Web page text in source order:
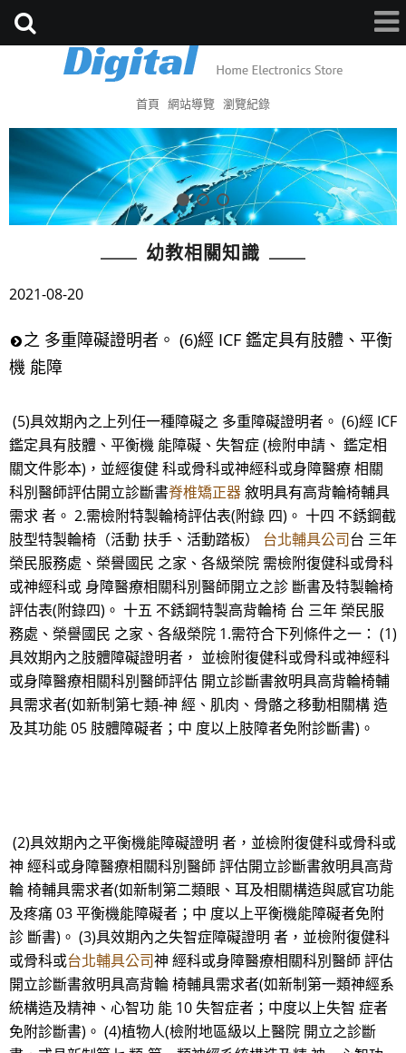
首頁 網站導覽 瀏覽紀錄
幼教相關知識
2021-08-20
之 多重障礙證明者。 (6)經 ICF 鑑定具有肢體、平衡
機 能障
(5)具效期內之上列任一種障礙之 多重障礙證明者。 (6)經 ICF
鑑定具有肢體、平衡機 能障礙、失智症 (檢附申請、 鑑定相
關文件影本)，並經復健 科或骨科或神經科或身障醫療 相關
科別醫師評估開立診斷書脊椎矯正器敘明具有高背輪椅輔具
需求 者。 2.需檢附特製輪椅評估表(附錄 四)。 十四 不銹鋼截
肢型特製輪椅（活動 扶手、活動踏板） 台北輔具公司台 三年
榮民服務處、榮譽國民 之家、各級榮院 需檢附復健科或骨科
或神經科或 身障醫療相關科別醫師開立之診 斷書及特製輪椅
評估表(附錄四)。 十五 不銹鋼特製高背輪椅 台 三年 榮民服
務處、榮譽國民 之家、各級榮院 1.需符合下列條件之一： (1)
具效期內之肢體障礙證明者， 並檢附復健科或骨科或神經科
或身障醫療相關科別醫師評估 開立診斷書敘明具高背輪椅輔
具需求者(如新制第七類-神 經、肌肉、骨骼之移動相關構 造
及其功能 05 肢體障礙者；中 度以上肢障者免附診斷書)。
(2)具效期內之平衡機能障礙證明 者，並檢附復健科或骨科或
神 經科或身障醫療相關科別醫師 評估開立診斷書敘明具高背
輪 椅輔具需求者(如新制第二類眼、耳及相關構造與感官功能
及疼痛 03 平衡機能障礙者；中 度以上平衡機能障礙者免附
診 斷書)。 (3)具效期內之失智症障礙證明 者，並檢附復健科
或骨科或台北輔具公司神 經科或身障醫療相關科別醫師 評估
開立診斷書敘明具高背輪 椅輔具需求者(如新制第一類神經系
統構造及精神、心智功 能 10 失智症者；中度以上失智 症者
免附診斷書)。 (4)植物人(檢附地區級以上醫院 開立之診斷